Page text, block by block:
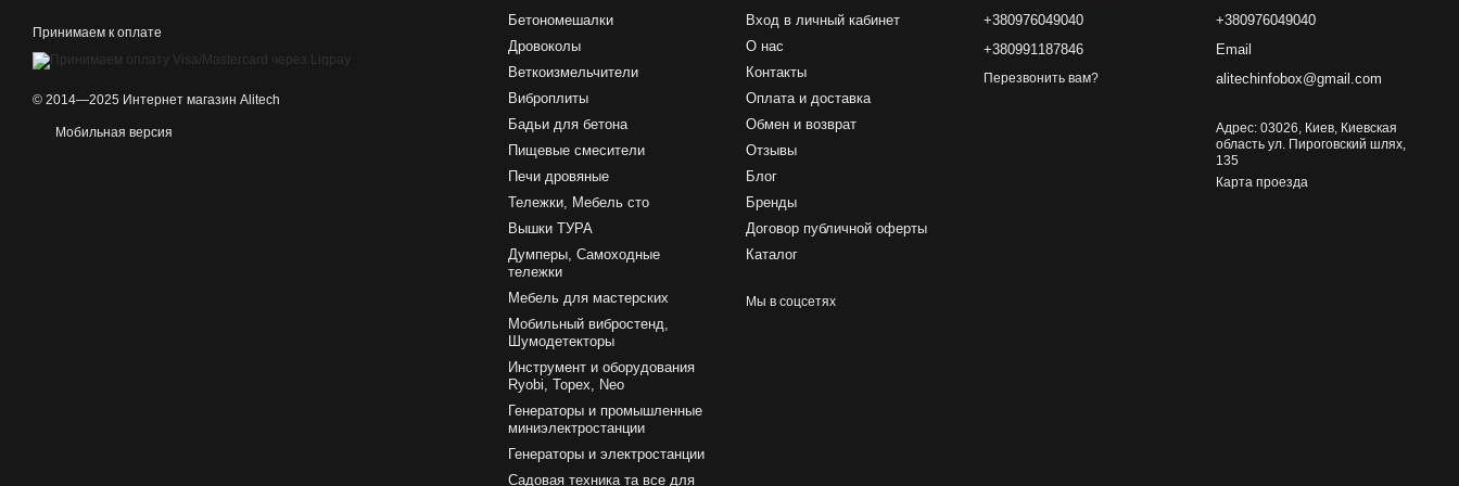
Принимаем к оплате
© 2014—2025 Интернет магазин Alitech
Мобильная версия
Бетономешалки
Дровоколы
Веткоизмельчители
Виброплиты
Бадьи для бетона
Пищевые смесители
Печи дровяные
Тележки, Мебель сто
Вышки ТУРА
Думперы, Самоходные
тележки
Мебель для мастерских
Мобильный вибростенд,
Шумодетекторы
Инструмент и оборудования
Ryobi, Topex, Neo
Генераторы и промышленные
миниэлектростанции
Генераторы и электростанции
Садовая техника та все для
Вход в личный кабинет
О нас
Контакты
Оплата и доставка
Обмен и возврат
Отзывы
Блог
Бренды
Договор публичной оферты
Каталог
Мы в соцсетях
+380976049040
+380991187846
Перезвонить вам?
+380976049040
Email
alitechinfobox@gmail.com
Адрес: 03026, Киев, Киевская
область ул. Пироговский шлях,
135
Карта проезда